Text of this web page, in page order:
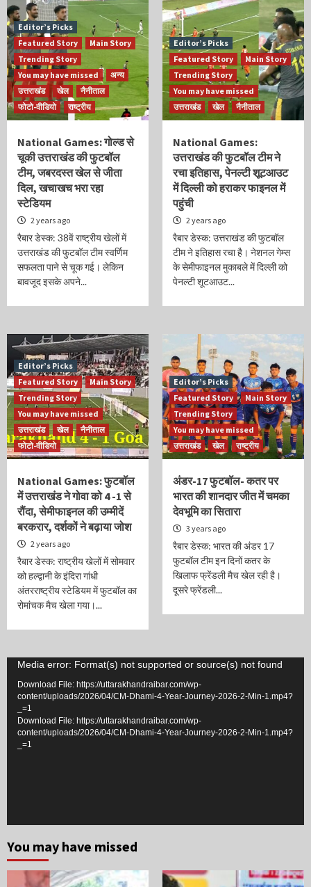
Editor’s Picks
Featured Story
Main Story
Trending Story
You may have missed
अन्य
उत्तराखंड
खेल
नैनीताल
फोटो-वीडियो
राष्ट्रीय
National Games: गोल्ड से
चूकी उत्तराखंड की फुटबॉल
टीम, जबरदस्त खेल से जीता
दिल, खचाखच भरा रहा
स्टेडियम
2 years ago
रैबार डेस्क: 38वें राष्ट्रीय खेलों में
उत्तराखंड की फुटबॉल टीम स्वर्णिम
सफलता पाने से चूक गई। लेकिन
बावजूद इसके अपने...
Editor’s Picks
Featured Story
Main Story
Trending Story
You may have missed
उत्तराखंड
खेल नैनीताल
National Games:
उत्तराखंड की फुटबॉल टीम ने
रचा इतिहास, पेनल्टी शूटआउट
में दिल्ली को हराकर फाइनल में
पहुंची
2 years ago
रैबार डेस्क: उत्तराखंड की फुटबॉल
टीम ने इतिहास रचा है। नेशनल गेम्स
के सेमीफाइनल मुकाबले में दिल्ली को
पेनल्टी शूटआउट...
Editor’s Picks
Featured Story
Main Story
Trending Story
You may have missed
उत्तराखंड
खेल
नैनीताल
फोटो-वीडियो
National Games: फुटबॉल
में उत्तराखंड ने गोवा को 4 -1 से
रौंदा, सेमीफाइनल की उम्मीदें
बरकरार, दर्शकों ने बढ़ाया जोश
2 years ago
रैबार डेस्क: राष्ट्रीय खेलों में सोमवार
को हल्द्वानी के इंदिरा गांधी
अंतरराष्ट्रीय स्टेडियम में फुटबॉल का
रोमांचक मैच खेला गया।...
Editor’s Picks
Featured Story
Main Story
Trending Story
You may have missed
उत्तराखंड
खेल राष्ट्रीय
अंडर-17 फुटबॉल- कतर पर
भारत की शानदार जीत में चमका
देवभूमि का सितारा
3 years ago
रैबार डेस्क: भारत की अंडर 17
फुटबॉल टीम इन दिनों कतर के
खिलाफ फ्रेंडली मैच खेल रही है।
दूसरे फ्रेंडली...
Video
Player
Media error: Format(s) not supported or source(s) not found
Download File: https://uttarakhandraibar.com/wp-
content/uploads/2026/04/CM-Dhami-4-Year-Journey-2026-2-Min-1.mp4?
_=1
Download File: https://uttarakhandraibar.com/wp-
content/uploads/2026/04/CM-Dhami-4-Year-Journey-2026-2-Min-1.mp4?
_=1
You may have missed